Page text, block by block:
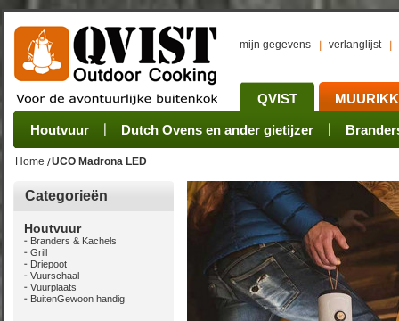
mijn gegevens verlanglijst
QVIST
Houtvuur Dutch Ovens en ander gietijzer
Grillplaat & ijzers Pannen Rookovens
Oogsten Verwerken Bewaren Onderhoud
Sets Stoves Camping sets Pots, Pans, Kettles
Home UCO Madrona LED
Categorieën
Houtvuur
Branders & Kachels
Grill
Driepoot
Vuurschaal
Vuurplaats
BuitenGewoon handig